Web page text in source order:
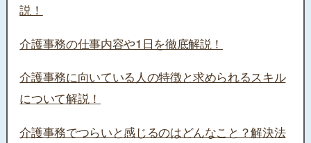
説！
介護事務の仕事内容や1日を徹底解説！
介護事務に向いている人の特徴と求められるスキル
について解説！
介護事務でつらいと感じるのはどんなこと？解決法